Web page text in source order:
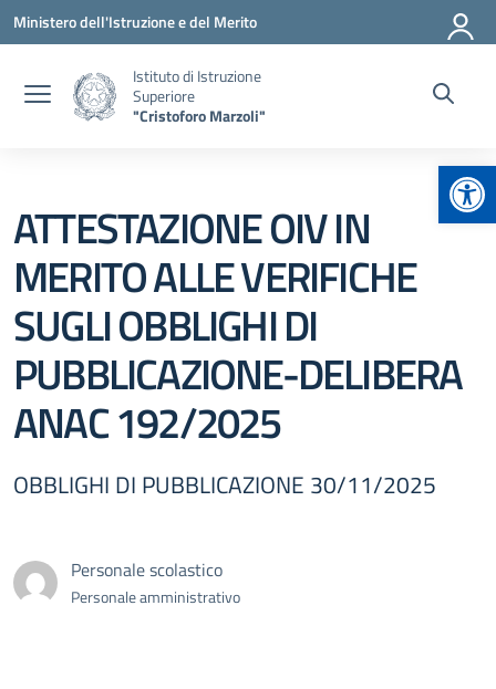
Vai ai contenuti
Vai al menu di navigazione
Vai al footer
Ministero dell'Istruzione e del Merito
Istituto di Istruzione
Superiore
"Cristoforo Marzoli"
ATTESTAZIONE OIV IN
MERITO ALLE VERIFICHE
SUGLI OBBLIGHI DI
PUBBLICAZIONE-DELIBERA
ANAC 192/2025
OBBLIGHI DI PUBBLICAZIONE 30/11/2025
Personale scolastico
Personale amministrativo